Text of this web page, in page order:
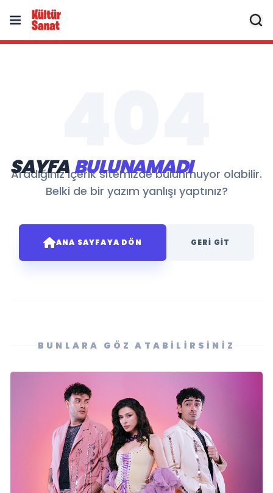
SAYFABULUNAMADI
Aradığınız içerik sitemizde bulunmuyor olabilir.
Belki de bir yazım yanlışı yaptınız?
ANA SAYFAYA DÖN GERI GIT
BUNLARA GÖZ ATABILIRSINIZ